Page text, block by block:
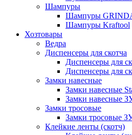
Шампуры
Шампуры
Шампуры Kraftool
Хозтовары
Ведра
Диспенсеры для скотча
Диспенсеры для
Диспенсеры для
Замки навесные
Замки навесные
Замки навесные
Замки тросовые
Замки тросовые
Клейкие ленты (скотч)